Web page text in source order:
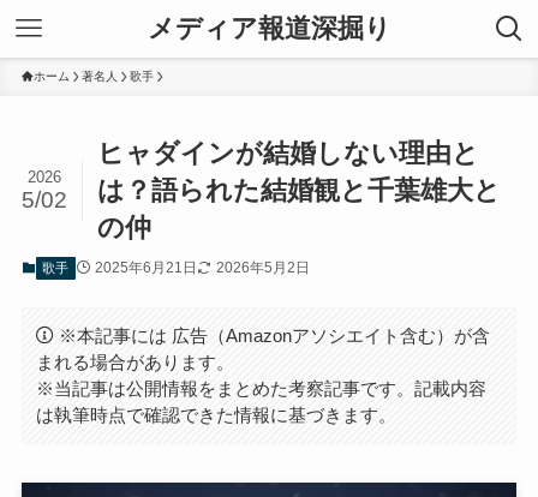
メディア報道深掘り
ホーム 著名人 歌手
ヒャダインが結婚しない理由と
は？語られた結婚観と千葉雄大と
の仲
2026
5/02
歌手 2025年6月21日 2026年5月2日
※本記事には 広告（Amazonアソシエイト含む）が含
まれる場合があります。
※当記事は公開情報をまとめた考察記事です。記載内容
は執筆時点で確認できた情報に基づきます。